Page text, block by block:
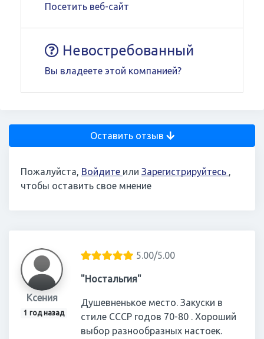
Посетить веб-сайт
Невостребованный
Вы владеете этой компанией?
Оставить отзыв
Пожалуйста, Войдите или Зарегистрируйтесь ,
чтобы оставить свое мнение
Ксения
1 год назад
5.00/5.00
"Ностальгия"
Душевненькое место. Закуски в
стиле СССР годов 70-80 . Хороший
выбор разнообразных настоек.